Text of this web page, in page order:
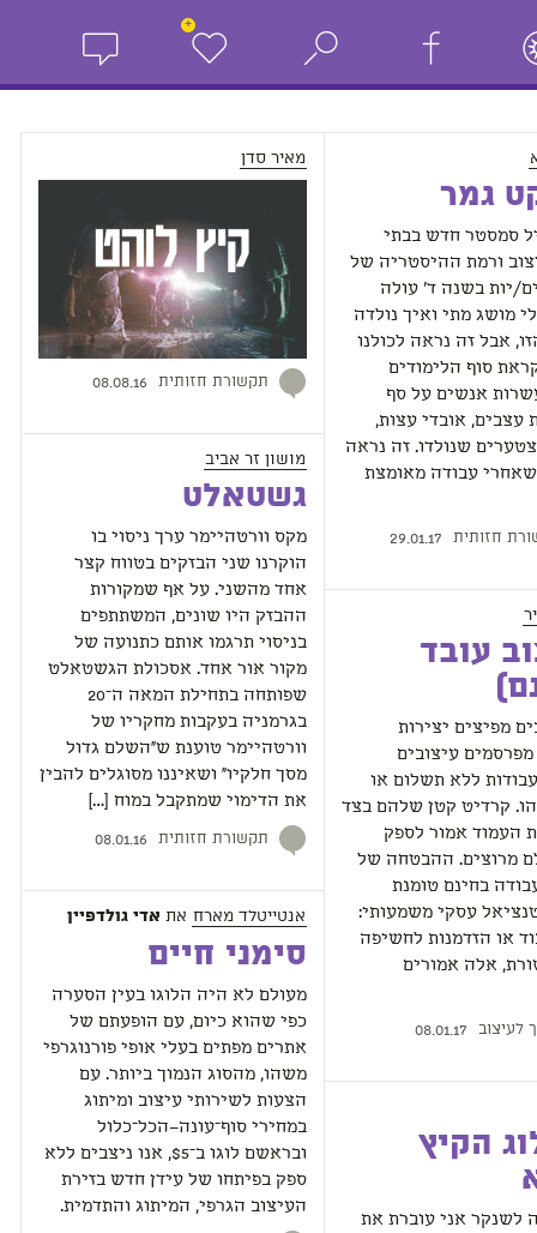
+
גמר
סמסטר חדש בבתי
ורמת ההיסטריה של
יות בשנה ד' עולה
מושג מתי ואיך נולדה
אבל זה נראה לכולנו
סוף הלימודים
אנשים על סף
עצבים, אובדי עצות,
שנולדו. זה נראה
שאחרי עבודה מאומצת
חזותית 29.01.17
עובד
מפיצים יצירות
עיצובים
ללא תשלום או
קרדיט קטן שלהם בצד
העמוד אמור לספק
מרוצים. ההבטחה של
בחינם טומנת
עסקי משמעותי:
או הזדמנות לחשיפה
אלה אמורים
לעיצוב 08.01.17
הקיץ
לשנקר אני עוברת את
מאיר סדן
תקשורת חזותית 08.08.16
מושון זר אביב
גשטאלט
מקס וורטהיימר ערך ניסוי בו
הוקרנו שני הבזקים בטווח קצר
אחד מהשני. על אף שמקורות
ההבזק היו שונים, המשתתפים
בניסוי תרגמו אותם כתנועה של
מקור אור אחד. אסכולת הגשטאלט
שפותחה בתחילת המאה ה־20
בגרמניה בעקבות מחקריו של
וורטהיימר טוענת ש״השלם גדול
מסך חלקיו״ ושאיננו מסוגלים להבין
את הדימוי שמתקבל במוח […]
תקשורת חזותית 08.01.16
אנטייטלד מארח את אדי גולדפיין
סימני חיים
מעולם לא היה הלוגו בעין הסערה
כפי שהוא כיום, עם הופעתם של
אתרים מפתים בעלי אופי פורנוגרפי
משהו, מהסוג הנמוך ביותר. עם
הצעות לשירותי עיצוב ומיתוג
במחירי סוף־עונה–הכל־כלול
ובראשם לוגו ב־$5, אנו ניצבים ללא
ספק בפיתחו של עידן חדש בזירת
העיצוב הגרפי, המיתוג והתדמית.